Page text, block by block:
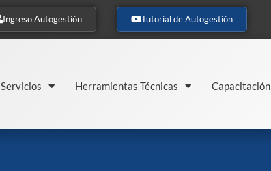
Ingreso Autogestión Tutorial de Autogestión
Servicios Herramientas Técnicas Capacitación